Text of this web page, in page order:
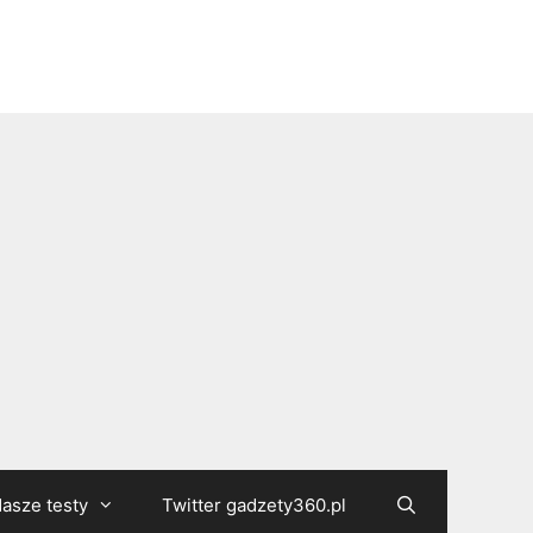
testy Twitter gadzety360.pl